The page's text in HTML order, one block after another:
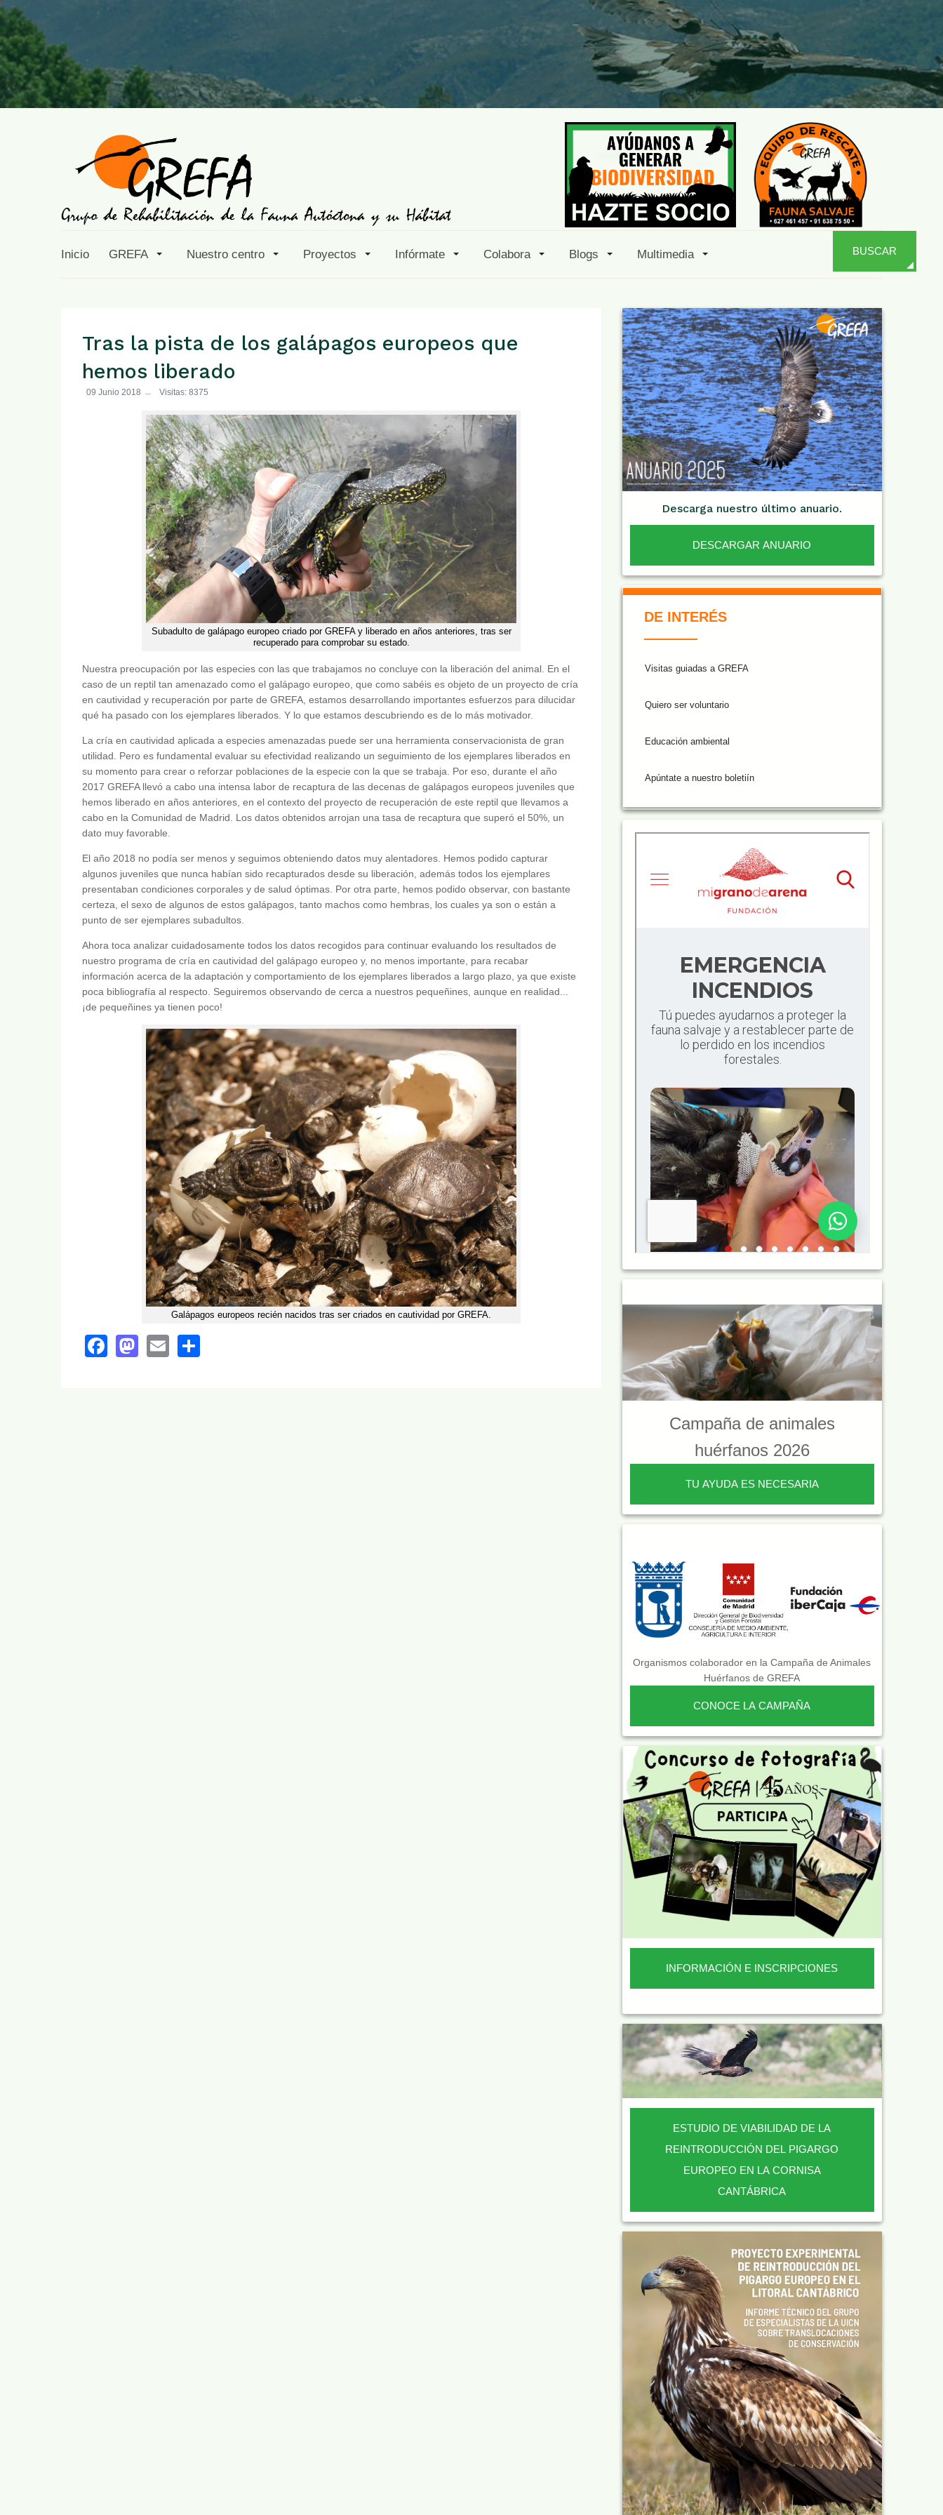
Inicio GREFA Nuestro centro Proyectos Infórmate Colabora Blogs Multimedia BUSCAR
Tras la pista de los galápagos europeos que
hemos liberado
09 Junio 2018 Visitas: 8375
Subadulto de galápago europeo criado por GREFA y liberado en años anteriores, tras ser
recuperado para comprobar su estado.
Nuestra preocupación por las especies con las que trabajamos no concluye con la liberación del animal. En el
caso de un reptil tan amenazado como el galápago europeo, que como sabéis es objeto de un proyecto de cría
en cautividad y recuperación por parte de GREFA, estamos desarrollando importantes esfuerzos para dilucidar
qué ha pasado con los ejemplares liberados. Y lo que estamos descubriendo es de lo más motivador.
La cría en cautividad aplicada a especies amenazadas puede ser una herramienta conservacionista de gran
utilidad. Pero es fundamental evaluar su efectividad realizando un seguimiento de los ejemplares liberados en
su momento para crear o reforzar poblaciones de la especie con la que se trabaja. Por eso, durante el año
2017 GREFA llevó a cabo una intensa labor de recaptura de las decenas de galápagos europeos juveniles que
hemos liberado en años anteriores, en el contexto del proyecto de recuperación de este reptil que llevamos a
cabo en la Comunidad de Madrid. Los datos obtenidos arrojan una tasa de recaptura que superó el 50%, un
dato muy favorable.
El año 2018 no podía ser menos y seguimos obteniendo datos muy alentadores. Hemos podido capturar
algunos juveniles que nunca habían sido recapturados desde su liberación, además todos los ejemplares
presentaban condiciones corporales y de salud óptimas. Por otra parte, hemos podido observar, con bastante
certeza, el sexo de algunos de estos galápagos, tanto machos como hembras, los cuales ya son o están a
punto de ser ejemplares subadultos.
Ahora toca analizar cuidadosamente todos los datos recogidos para continuar evaluando los resultados de
nuestro programa de cría en cautividad del galápago europeo y, no menos importante, para recabar
información acerca de la adaptación y comportamiento de los ejemplares liberados a largo plazo, ya que existe
poca bibliografía al respecto. Seguiremos observando de cerca a nuestros pequeñines, aunque en realidad...
¡de pequeñines ya tienen poco!
Galápagos europeos recién nacidos tras ser criados en cautividad por GREFA.
Facebook
Mastodon
Email
Descarga nuestro último anuario.
DESCARGAR ANUARIO
DE INTERÉS
Visitas guiadas a GREFA
Quiero ser voluntario
Educación ambiental
Apúntate a nuestro boletiín
Campaña de animales
huérfanos 2026
TU AYUDA ES NECESARIA
Organismos colaborador en la Campaña de Animales
Huérfanos de GREFA
CONOCE LA CAMPAÑA
INFORMACIÓN E INSCRIPCIONES
ESTUDIO DE VIABILIDAD DE LA
REINTRODUCCIÓN DEL PIGARGO
EUROPEO EN LA CORNISA
CANTÁBRICA